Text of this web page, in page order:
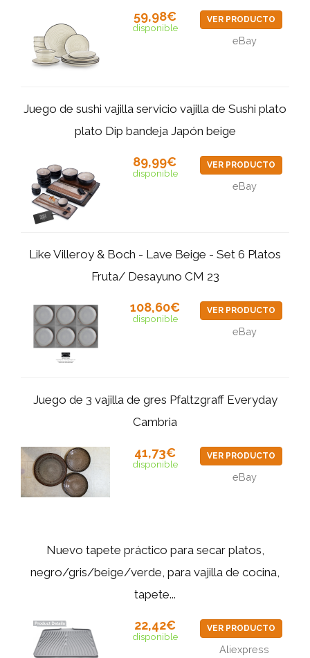
59,98€
disponible
VER PRODUCTO
eBay
Juego de sushi vajilla servicio vajilla de Sushi plato
plato Dip bandeja Japón beige
89,99€
disponible
VER PRODUCTO
eBay
Like Villeroy & Boch - Lave Beige - Set 6 Platos
Fruta/ Desayuno CM 23
108,60€
disponible
VER PRODUCTO
eBay
Juego de 3 vajilla de gres Pfaltzgraff Everyday
Cambria
41,73€
disponible
VER PRODUCTO
eBay
Nuevo tapete práctico para secar platos,
negro/gris/beige/verde, para vajilla de cocina,
tapete...
22,42€
disponible
VER PRODUCTO
Aliexpress